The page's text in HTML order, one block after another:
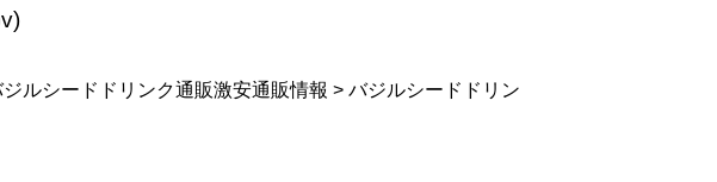
ルシードドリンク通販激安通販情報 > バジルシードドリン